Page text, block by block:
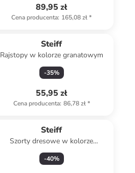
89,95 zł
Cena producenta: 165,08 zł*
Steiff
Rajstopy w kolorze granatowym
-35%
55,95 zł
Cena producenta: 86,78 zł*
Steiff
Szorty dresowe w kolorze
błękitnym
-40%